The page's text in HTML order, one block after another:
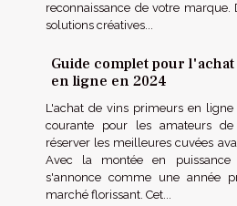
reconnaissance de votre
solutions créatives...
Guide complet pour
en ligne en 2024
L'achat de vins primeurs en
courante pour les amateurs
réserver les meilleures cuvées
Avec la montée en puissance
s'annonce comme une année
marché florissant. Cet...